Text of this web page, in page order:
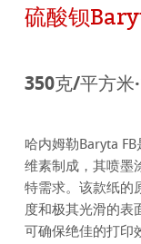
硫酸钡
350克/平方米
哈内姆勒Baryta
维素制成，其喷墨
特需求。该款纸的
度和极其光滑的表
可确保绝佳的打印